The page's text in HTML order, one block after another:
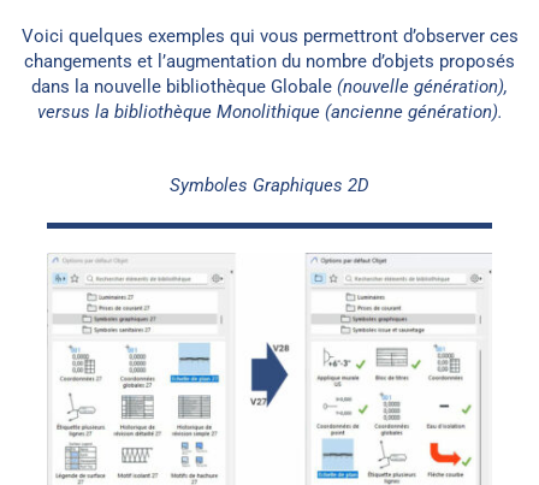
Voici quelques exemples qui vous permettront d’observer ces
changements et l’augmentation du nombre d’objets proposés
dans la nouvelle bibliothèque Globale (nouvelle génération),
versus la bibliothèque Monolithique (ancienne génération).
Symboles Graphiques 2D